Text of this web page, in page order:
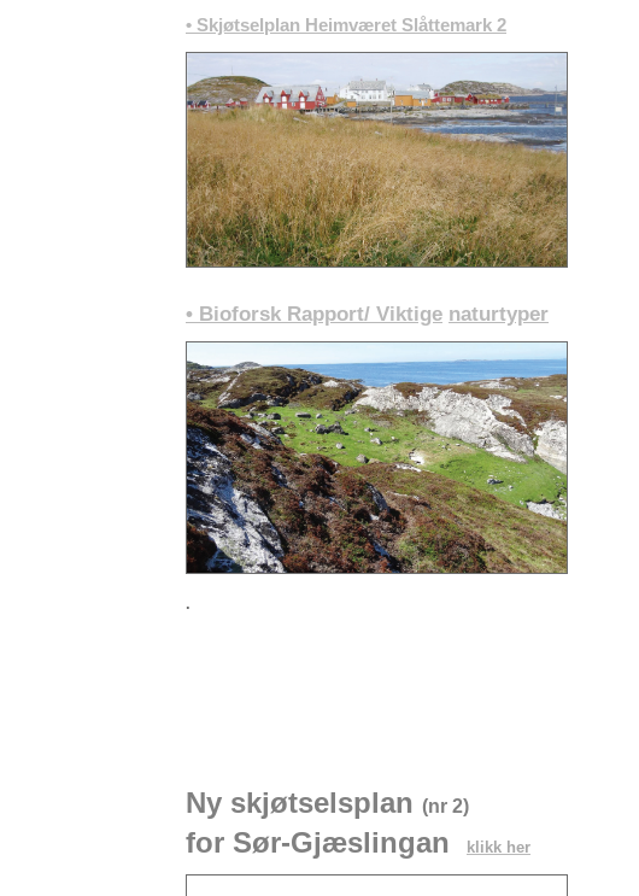
• Skjøtselplan Heimværet Slåttemark 2
• Bioforsk Rapport/ Viktige naturtyper
.
Ny skjøtselsplan (nr 2)
for Sør-Gjæslingan klikk her